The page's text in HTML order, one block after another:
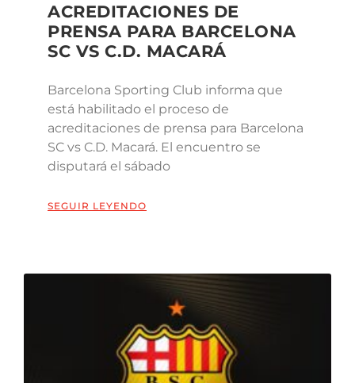
ACREDITACIONES DE
PRENSA PARA BARCELONA
SC VS C.D. MACARÁ
Barcelona Sporting Club informa que
está habilitado el proceso de
acreditaciones de prensa para Barcelona
SC vs C.D. Macará. El encuentro se
disputará el sábado
SEGUIR LEYENDO